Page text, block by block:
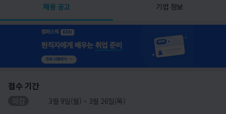
채용 공고 기업 정보
접수 기간
3월 9일(월) ~ 3월 26일(목)